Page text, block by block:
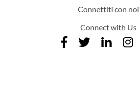
Connettiti con noi
Connect with Us